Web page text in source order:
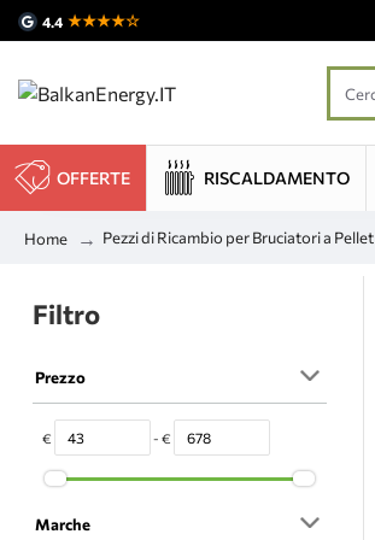
4.4 ★★★★☆
OFFERTE RISCALDAMENTO
Home Pezzi di Ricambio per Bruciatori a Pellet
Filtro
Prezzo
€ - €
Marche